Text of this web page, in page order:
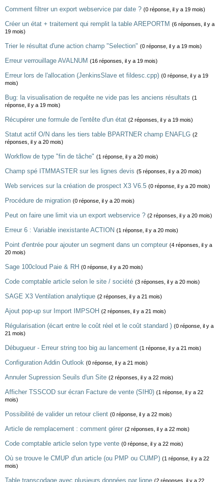
Comment filtrer un export webservice par date ? (0 réponse, il y a 19 mois)
Créer un état + traitement qui remplit la table AREPORTM (6 réponses, il y a
19 mois)
Trier le résultat d'une action champ "Selection" (0 réponse, il y a 19 mois)
Erreur verrouillage AVALNUM (16 réponses, il y a 19 mois)
Erreur lors de l'allocation (JenkinsSlave et fildesc.cpp) (0 réponse, il y a 19
mois)
Bug: la visualisation de requête ne vide pas les anciens résultats (1
réponse, il y a 19 mois)
Récupérer une formule de l'entête d'un état (2 réponses, il y a 19 mois)
Statut actif O/N dans les tiers table BPARTNER champ ENAFLG (2
réponses, il y a 20 mois)
Workflow de type "fin de tâche" (1 réponse, il y a 20 mois)
Champ spé ITMMASTER sur les lignes devis (5 réponses, il y a 20 mois)
Web services sur la création de prospect X3 V6.5 (0 réponse, il y a 20 mois)
Procédure de migration (0 réponse, il y a 20 mois)
Peut on faire une limit via un export webservice ? (2 réponses, il y a 20 mois)
Erreur 6 : Variable inexistante ACTION (1 réponse, il y a 20 mois)
Point d'entrée pour ajouter un segment dans un compteur (4 réponses, il y a
20 mois)
Sage 100cloud Paie & RH (0 réponse, il y a 20 mois)
Code comptable article selon le site / société (3 réponses, il y a 20 mois)
SAGE X3 Ventilation analytique (2 réponses, il y a 21 mois)
Ajout pop-up sur Import IMPSOH (2 réponses, il y a 21 mois)
Régularisation (écart entre le coût réel et le coût standard ) (0 réponse, il y a
21 mois)
Débugueur - Erreur string too big au lancement (1 réponse, il y a 21 mois)
Configuration Addin Outlook (0 réponse, il y a 21 mois)
Annuler Supression Seuils d'un Site (2 réponses, il y a 22 mois)
Afficher TSSCOD sur écran Facture de vente (SIH0) (1 réponse, il y a 22
mois)
Possibilité de valider un retour client (0 réponse, il y a 22 mois)
Article de remplacement : comment gérer (2 réponses, il y a 22 mois)
Code comptable article selon type vente (0 réponse, il y a 22 mois)
Où se trouve le CMUP d'un article (ou PMP ou CUMP) (1 réponse, il y a 22
mois)
Table transcodage avec plusieurs données par ligne (2 réponses, il y a 22